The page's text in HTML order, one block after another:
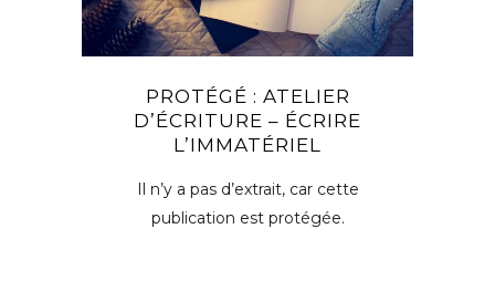
PROTÉGÉ : ATELIER
D’ÉCRITURE – ÉCRIRE
L’IMMATÉRIEL
Il n’y a pas d’extrait, car cette
publication est protégée.